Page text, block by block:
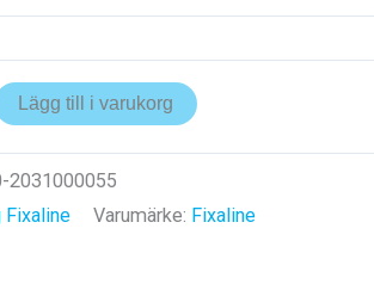
Lägg till i varukorg
2031000055
Fixaline Varumärke: Fixaline